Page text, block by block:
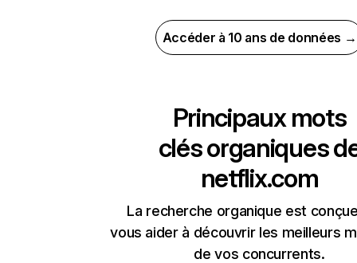
Accéder à 10 ans de données →
Principaux mots
clés organiques
netflix.com
La recherche organique est
vous aider à découvrir les meilleurs
de vos concurrents.